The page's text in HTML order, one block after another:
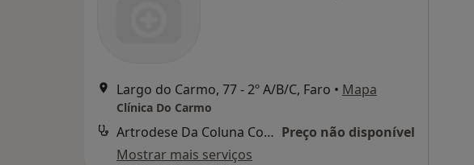
Largo do Carmo, 77 - 2º A/B/C, Faro • Mapa
Clínica Do Carmo
Artrodese Da Coluna Com Instrumentacao Por Via Anterior Preço não disponível
Mostrar mais serviços